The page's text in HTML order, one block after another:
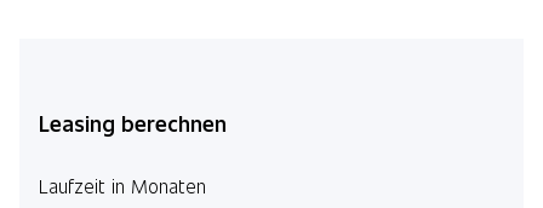
Leasing berechnen
Laufzeit in Monaten